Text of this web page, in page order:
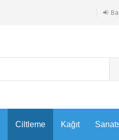
Ciltleme Kağıt